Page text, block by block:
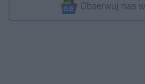
Obserwuj nas